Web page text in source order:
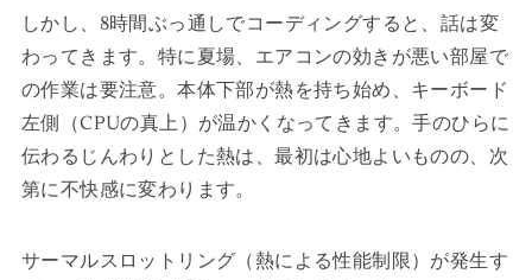
しかし、8時間ぶっ通しでコーディングすると、話は変
わってきます。特に夏場、エアコンの効きが悪い部屋で
の作業は要注意。本体下部が熱を持ち始め、キーボード
左側（CPUの真上）が温かくなってきます。手のひらに
伝わるじんわりとした熱は、最初は心地よいものの、次
第に不快感に変わります。
サーマルスロットリング（熱による性能制限）が発生す